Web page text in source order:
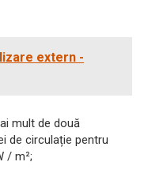
extern -
mult de două
de circulație pentru
/ m²;